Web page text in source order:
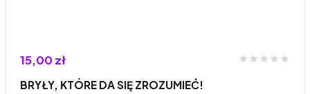
15,00 zł
BRYŁY, KTÓRE DA SIĘ ZROZUMIEĆ!